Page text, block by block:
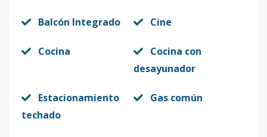
Balcón Integrado Cine
Cocina
Cocina con
desayunador
Estacionamiento
techado
Gas común